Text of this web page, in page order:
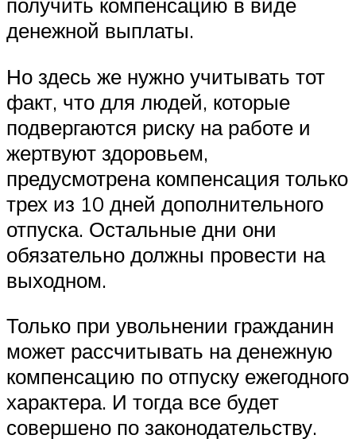
денежной выплаты.
Но здесь же нужно учитывать тот
факт, что для людей, которые
подвергаются риску на работе и
жертвуют здоровьем,
предусмотрена компенсация только
трех из 10 дней дополнительного
отпуска. Остальные дни они
обязательно должны провести на
выходном.
Только при увольнении гражданин
может рассчитывать на денежную
компенсацию по отпуску ежегодного
характера. И тогда все будет
совершено по законодательству.